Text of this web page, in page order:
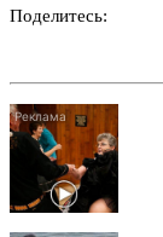
Поделитесь: